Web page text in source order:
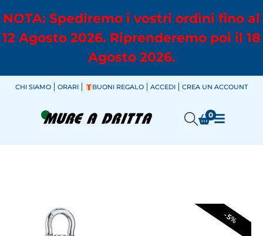
NOTA: Spediremo i vostri ordini fino al
12 Agosto 2026. Riprenderemo poi il 18
Agosto 2026.
CHI SIAMO ORARI BUONI REGALO ACCEDI CREA UN ACCOUNT
0
-5%